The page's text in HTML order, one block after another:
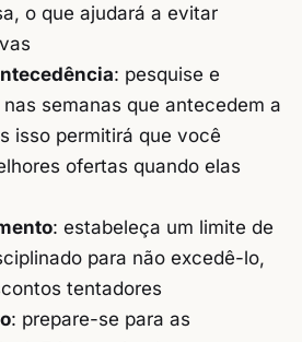
o que ajudará a evitar
: pesquise e
semanas que antecedem a
isso permitirá que você
ofertas quando elas
: estabeleça um limite de
para não excedê-lo,
tentadores
: prepare-se para as